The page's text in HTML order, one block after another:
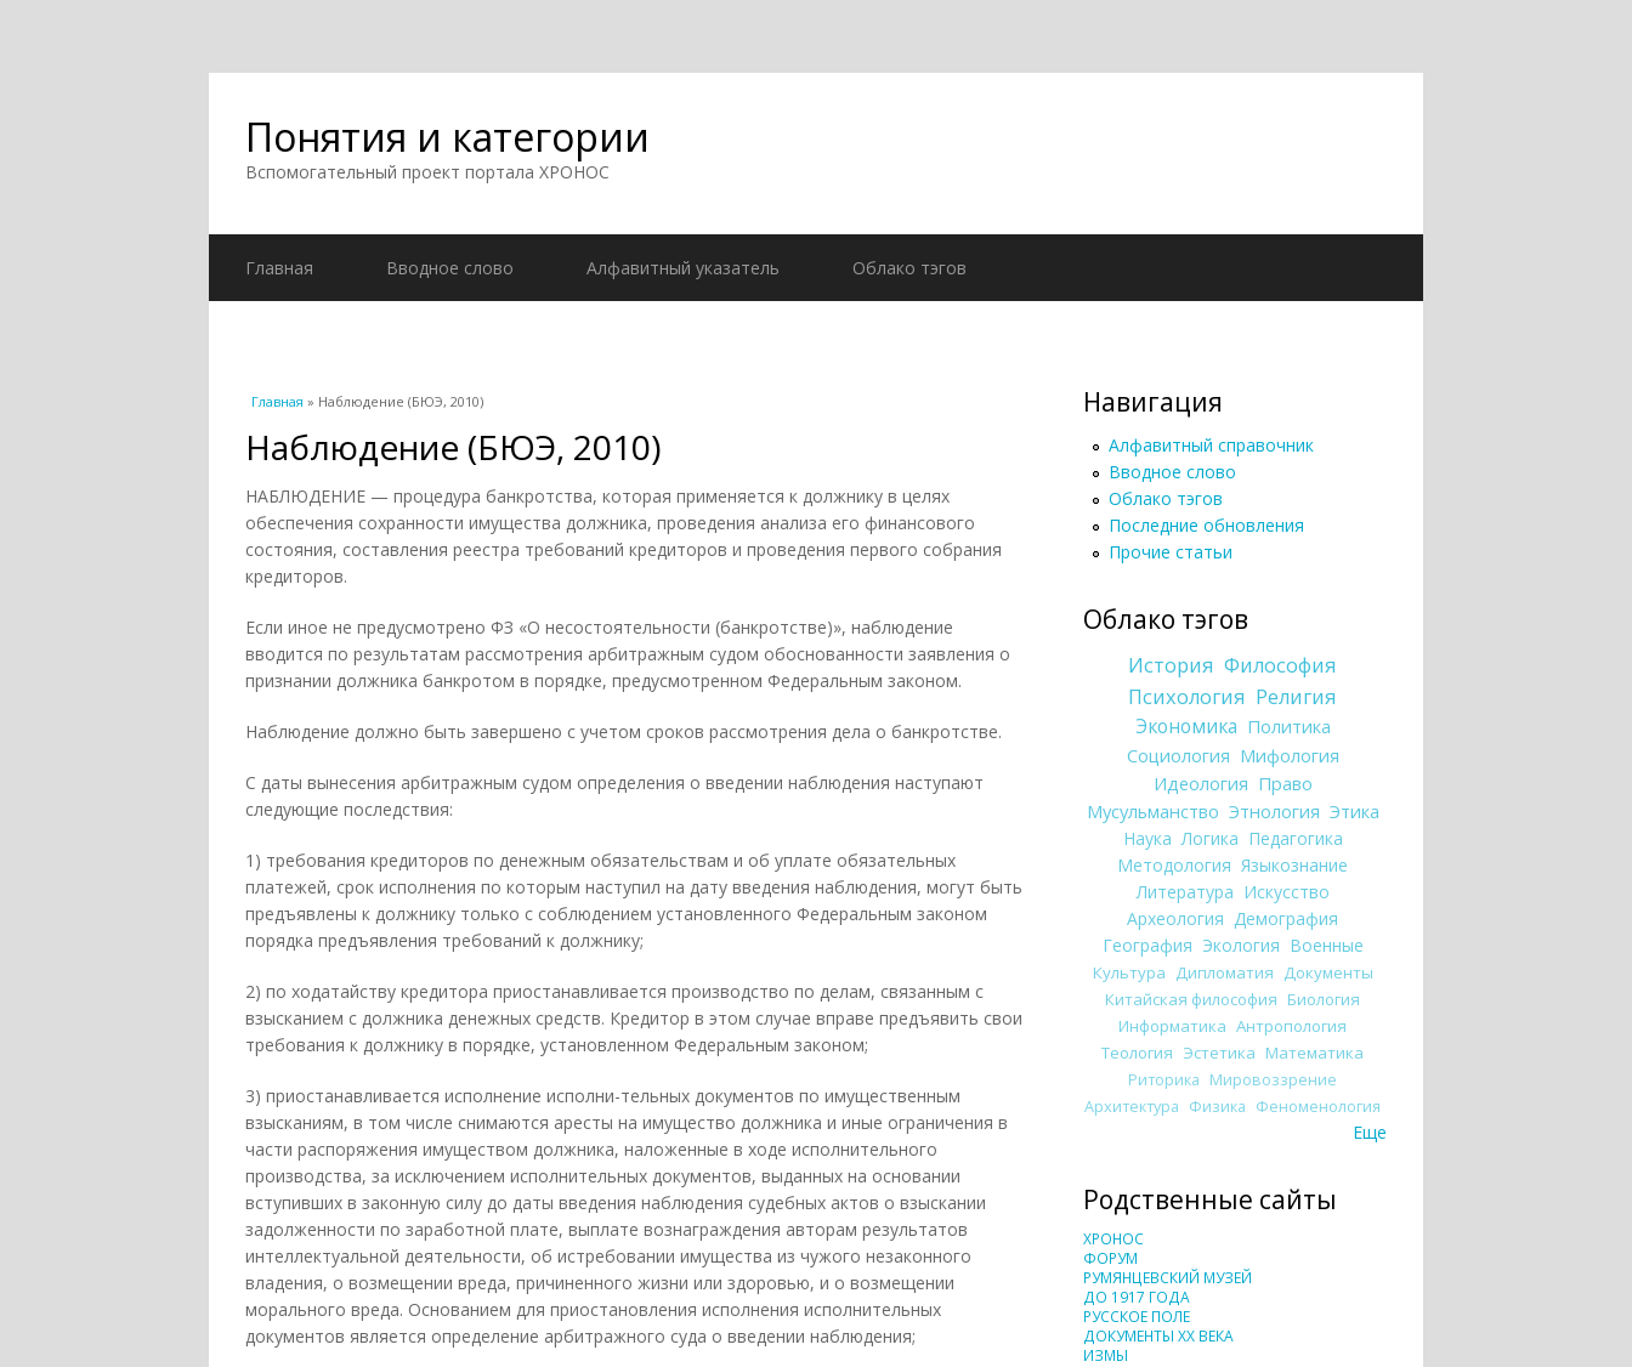
Понятия и категории
Вспомогательный проект портала ХРОНОС
Главная Вводное слово Алфавитный указатель Облако тэгов
Вы здесь
Главная » Наблюдение (БЮЭ, 2010)
Наблюдение (БЮЭ, 2010)
НАБЛЮДЕНИЕ — процедура банкротства, которая применяется к должнику в целях
обеспечения сохранности имущества должника, проведения анализа его финансового
состояния, составления реестра требований кредиторов и проведения первого собрания
кредиторов.
Если иное не предусмотрено ФЗ «О несостоятельности (банкротстве)», наблюдение
вводится по результатам рассмотрения арбитражным судом обоснованности заявления о
признании должника банкротом в порядке, предусмотренном Федеральным законом.
Наблюдение должно быть завершено с учетом сроков рассмотрения дела о банкротстве.
С даты вынесения арбитражным судом определения о введении наблюдения наступают
следующие последствия:
1) требования кредиторов по денежным обязательствам и об уплате обязательных
платежей, срок исполнения по которым наступил на дату введения наблюдения, могут быть
предъявлены к должнику только с соблюдением установленного Федеральным законом
порядка предъявления требований к должнику;
2) по ходатайству кредитора приостанавливается производство по делам, связанным с
взысканием с должника денежных средств. Кредитор в этом случае вправе предъявить свои
требования к должнику в порядке, установленном Федеральным законом;
3) приостанавливается исполнение исполни-тельных документов по имущественным
взысканиям, в том числе снимаются аресты на имущество должника и иные ограничения в
части распоряжения имуществом должника, наложенные в ходе исполнительного
производства, за исключением исполнительных документов, выданных на основании
вступивших в законную силу до даты введения наблюдения судебных актов о взыскании
задолженности по заработной плате, выплате вознаграждения авторам результатов
интеллектуальной деятельности, об истребовании имущества из чужого незаконного
владения, о возмещении вреда, причиненного жизни или здоровью, и о возмещении
морального вреда. Основанием для приостановления исполнения исполнительных
документов является определение арбитражного суда о введении наблюдения;
Навигация
Алфавитный справочник
Вводное слово
Облако тэгов
Последние обновления
Прочие статьи
Облако тэгов
История Философия
Психология Религия
Экономика Политика
Социология Мифология
Идеология Право
Мусульманство Этнология Этика
Наука Логика Педагогика
Методология Языкознание
Литература Искусство
Археология Демография
География Экология Военные
Культура Дипломатия Документы
Китайская философия Биология
Информатика Антропология
Теология Эстетика Математика
Риторика Мировоззрение
Архитектура Физика Феноменология
Еще
Родственные сайты
ХРОНОС
ФОРУМ
РУМЯНЦЕВСКИЙ МУЗЕЙ
ДО 1917 ГОДА
РУССКОЕ ПОЛЕ
ДОКУМЕНТЫ XX ВЕКА
ИЗМЫ